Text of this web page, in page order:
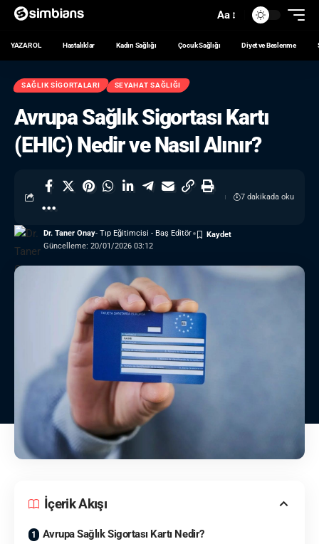
Aa
YAZAR OL Hastalıklar Kadın Sağlığı Çocuk Sağlığı Diyet ve Beslenme
SAĞLIK SIGORTALARI SEYAHAT SAĞLIĞI
Avrupa Sağlık Sigortası Kartı
(EHIC) Nedir ve Nasıl Alınır?
Güncelleme: 20/01/2026 03:12
Dr. Taner Onay- Tıp Eğitimcisi - Baş Editör
7 dakikada oku
İçerik Akışı
Avrupa Sağlık Sigortası Kartı Nedir?